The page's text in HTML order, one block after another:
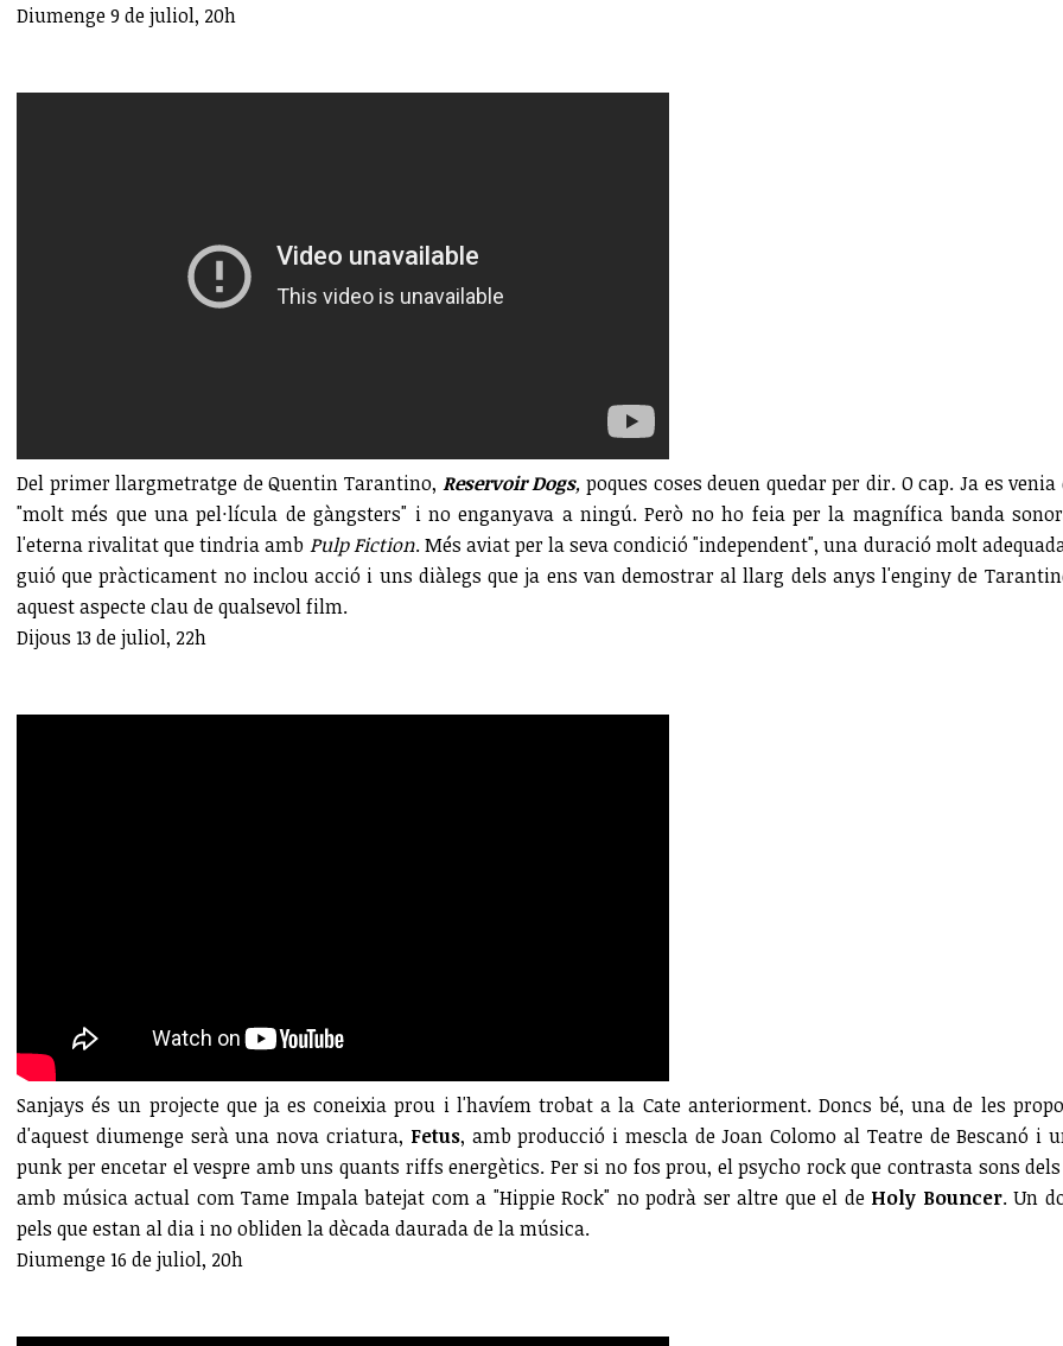
Diumenge 9 de juliol, 20h
Del primer llargmetratge de Quentin Tarantino, Reservoir Dogs, poques coses deuen quedar per dir. O cap. Ja es
"molt més que una pel·lícula de gàngsters" i no enganyava a ningú. Però no ho feia per la magnífica banda
l'eterna rivalitat que tindria amb Pulp Fiction. Més aviat per la seva condició "independent", una duració molt
guió que pràcticament no inclou acció i uns diàlegs que ja ens van demostrar al llarg dels anys l'enginy de
aquest aspecte clau de qualsevol film.
Dijous 13 de juliol, 22h
Sanjays és un projecte que ja es coneixia prou i l'havíem trobat a la Cate anteriorment. Doncs bé, una de les
d'aquest diumenge serà una nova criatura, Fetus, amb producció i mescla de Joan Colomo al Teatre de Bescanó i
punk per encetar el vespre amb uns quants riffs energètics. Per si no fos prou, el psycho rock que contrasta sons dels
amb música actual com Tame Impala batejat com a "Hippie Rock" no podrà ser altre que el de Holy Bouncer. Un
pels que estan al dia i no obliden la dècada daurada de la música.
Diumenge 16 de juliol, 20h